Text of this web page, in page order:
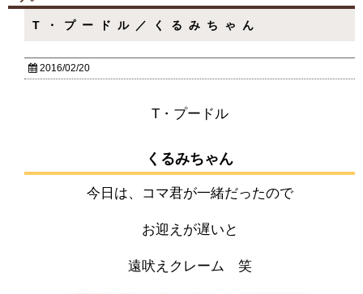
T・プードル／くるみちゃん
2016/02/20
T・プードル
くるみちゃん
今日は、コマ君が一緒だったので
お迎えが遅いと
遠吠えクレーム 笑